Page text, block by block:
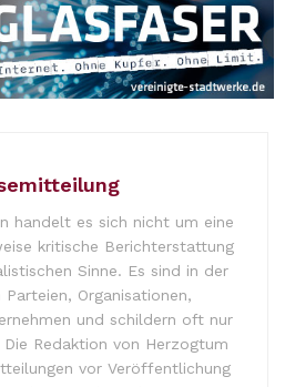
handelt es sich nicht um eine
kritische Berichterstattung
Sinne. Es sind in der
Parteien, Organisationen,
und schildern oft nur
Redaktion von Herzogtum
vor Veröffentlichung